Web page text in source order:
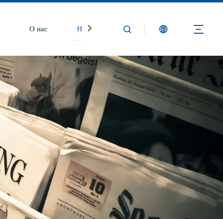
О нас Новости Свяжитесь с нами